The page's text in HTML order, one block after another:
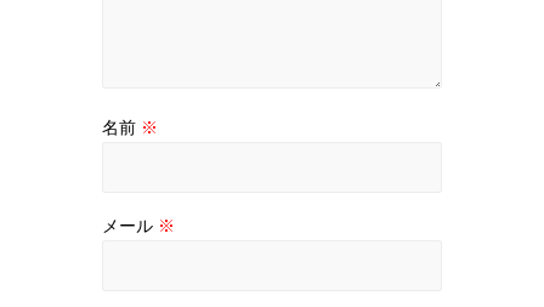
名前 ※
メール ※